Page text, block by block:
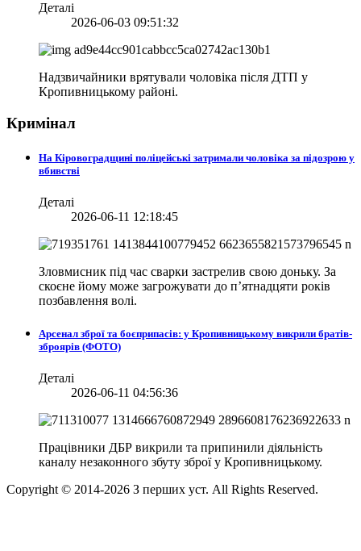
Деталі
2026-06-03 09:51:32
Надзвичайники врятували чоловіка після ДТП у
Кропивницькому районі.
Кримінал
На Кіровоградщині поліцейські затримали чоловіка за підозрою у
вбивстві
Деталі
2026-06-11 12:18:45
Зловмисник під час сварки застрелив свою доньку. За
скоєне йому може загрожувати до п’ятнадцяти років
позбавлення волі.
Арсенал зброї та боєприпасів: у Кропивницькому викрили братів-
зброярів (ФОТО)
Деталі
2026-06-11 04:56:36
Працівники ДБР викрили та припинили діяльність
каналу незаконного збуту зброї у Кропивницькому.
Copyright © 2014-2026 З перших уст. All Rights Reserved.